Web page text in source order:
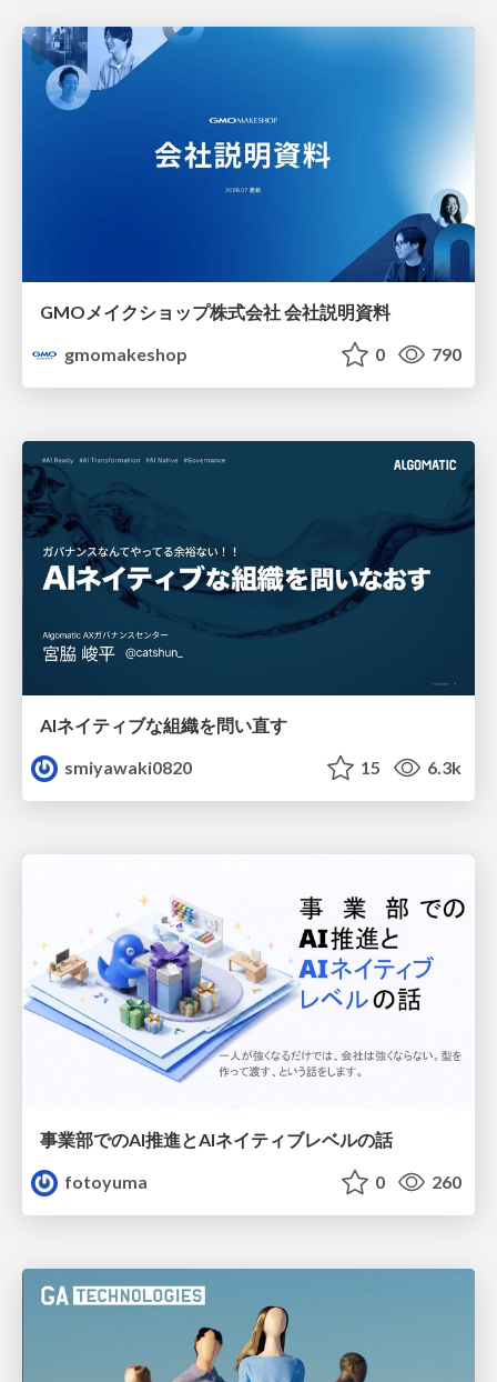
GMOメイクショップ株式会社 会社説明資料
gmomakeshop
0 790
AIネイティブな組織を問い直す
smiyawaki0820
15 6.3k
事業部でのAI推進とAIネイティブレベルの話
fotoyuma
0 260